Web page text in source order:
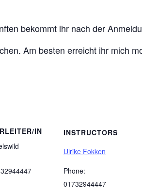
bekommt ihr nach der
Am besten erreicht ihr mich
IN
INSTRUCTORS
Ulrike Fokken
Phone:
01732944447